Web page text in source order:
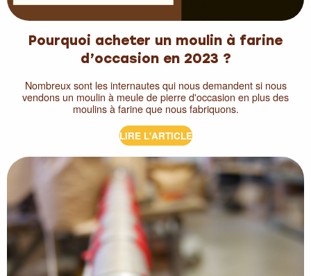
Pourquoi acheter un moulin à farine
d’occasion en 2023 ?
Nombreux sont les internautes qui nous demandent si nous
vendons un moulin à meule de pierre d'occasion en plus des
moulins à farine que nous fabriquons.
LIRE L'ARTICLE